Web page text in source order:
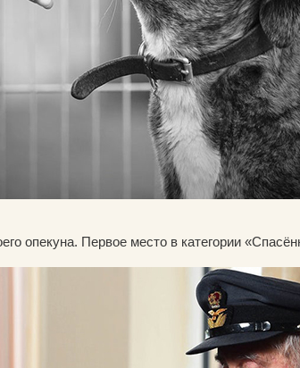
опекуна. Первое место в категории